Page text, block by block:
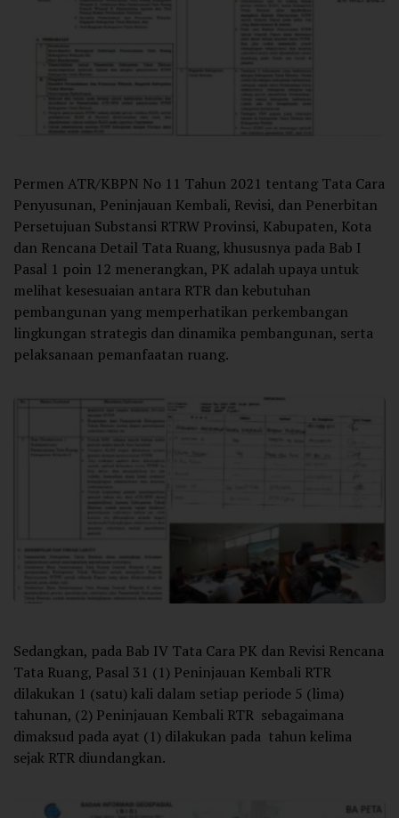
Permen ATR/KBPN No 11 Tahun 2021 tentang Tata Cara
Penyusunan, Peninjauan Kembali, Revisi, dan Penerbitan
Persetujuan Substansi RTRW Provinsi, Kabupaten, Kota
dan Rencana Detail Tata Ruang, khususnya pada Bab I
Pasal 1 poin 12 menerangkan, PK adalah upaya untuk
melihat kesesuaian antara RTR dan kebutuhan
pembangunan yang memperhatikan perkembangan
lingkungan strategis dan dinamika pembangunan, serta
pelaksanaan pemanfaatan ruang.
Sedangkan, pada Bab IV Tata Cara PK dan Revisi Rencana
Tata Ruang, Pasal 31 (1) Peninjauan Kembali RTR
dilakukan 1 (satu) kali dalam setiap periode 5 (lima)
tahunan, (2) Peninjauan Kembali RTR sebagaimana
dimaksud pada ayat (1) dilakukan pada tahun kelima
sejak RTR diundangkan.